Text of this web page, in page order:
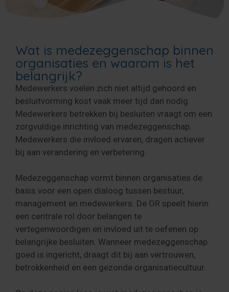
Wat is medezeggenschap binnen
organisaties en waarom is het
belangrijk?
Medewerkers voelen zich niet altijd gehoord en
besluitvorming kost vaak meer tijd dan nodig.
Medewerkers betrekken bij besluiten vraagt om een
zorgvuldige inrichting van medezeggenschap.
Medewerkers die invloed ervaren, dragen actiever
bij aan verandering en verbetering.
Medezeggenschap vormt binnen organisaties de
basis voor een open dialoog tussen bestuur,
management en medewerkers. De OR speelt hierin
een centrale rol door belangen te
vertegenwoordigen en invloed uit te oefenen op
belangrijke besluiten. Wanneer medezeggenschap
goed is ingericht, draagt dit bij aan vertrouwen,
betrokkenheid en een gezonde organisatiecultuur.